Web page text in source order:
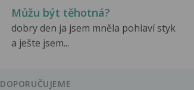
Můžu být těhotná?
dobry den ja jsem mněla pohlaví styk
a ješte jsem...
DOPORUČUJEME